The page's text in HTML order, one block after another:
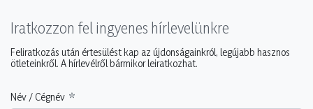
Iratkozzon fel ingyenes hírlevelünkre
Feliratkozás után értesülést kap az újdonságainkról, legújabb hasznos
ötleteinkről. A hírlevélről bármikor leiratkozhat.
Név / Cégnév